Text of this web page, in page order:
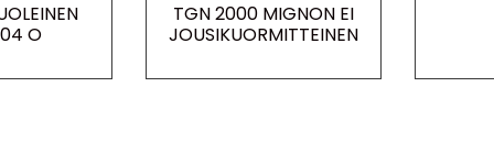
O
TGN 2000 MIGNON EI
JOUSIKUORMITTEINEN